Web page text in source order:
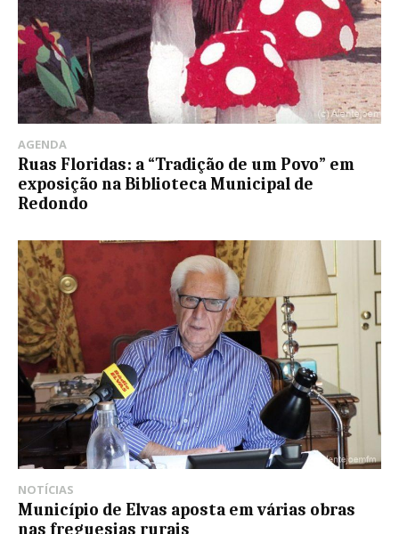
AGENDA
Ruas Floridas: a “Tradição de um Povo” em
exposição na Biblioteca Municipal de
Redondo
NOTÍCIAS
Município de Elvas aposta em várias obras
nas freguesias rurais